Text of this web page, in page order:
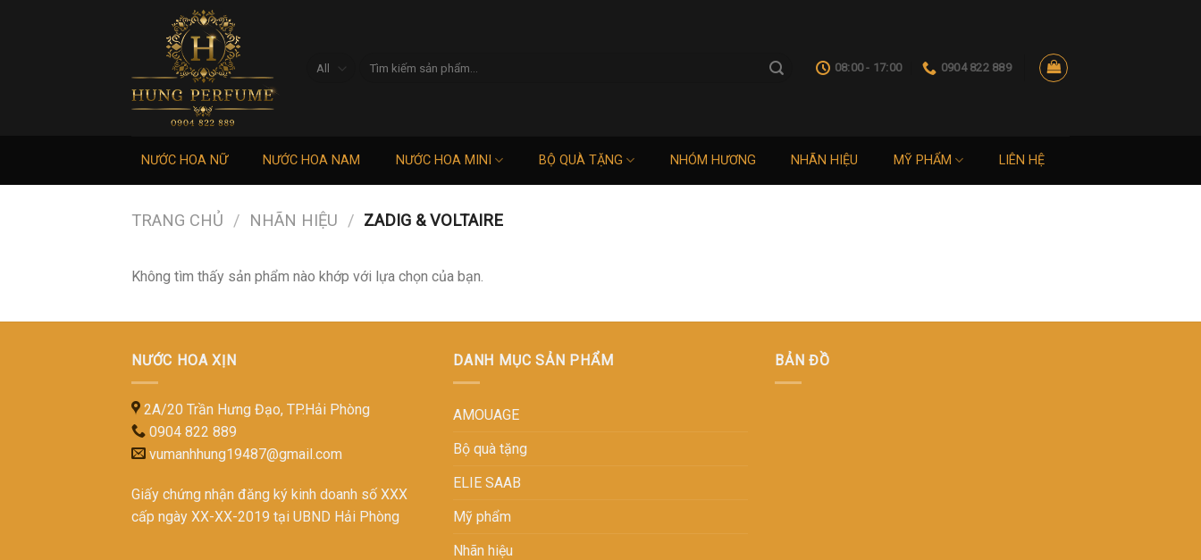
08:00 - 17:00 0904 822 889
NƯỚC HOA NỮ NƯỚC HOA NAM NƯỚC HOA MINI BỘ QUÀ TẶNG NHÓM HƯƠNG NHÃN HIỆU MỸ PHẨM LIÊN HỆ
TRANG CHỦ / NHÃN HIỆU / ZADIG & VOLTAIRE
Không tìm thấy sản phẩm nào khớp với lựa chọn của bạn.
NƯỚC HOA XỊN
2A/20 Trần Hưng Đạo, TP.Hải Phòng
0904 822 889
vumanhhung19487@gmail.com
Giấy chứng nhận đăng ký kinh doanh số XXX
cấp ngày XX-XX-2019 tại UBND Hải Phòng
DANH MỤC SẢN PHẨM
AMOUAGE
Bộ quà tặng
ELIE SAAB
Mỹ phẩm
Nhãn hiệu
BẢN ĐỒ